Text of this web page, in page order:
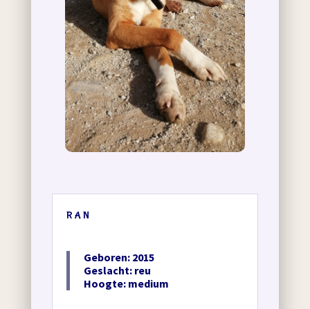
RAN
Geboren: 2015
Geslacht: reu
Hoogte: medium